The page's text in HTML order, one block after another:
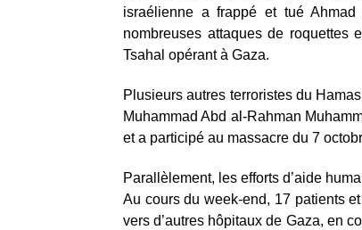
israélienne a frappé et tué
nombreuses attaques de
Tsahal opérant à Gaza.
Plusieurs autres terroristes du
Muhammad Abd al-Rahman
et a participé au massacre du 7
Parallèlement, les efforts d’aide
Au cours du week-end, 17 patients
vers d’autres hôpitaux de Gaza, en